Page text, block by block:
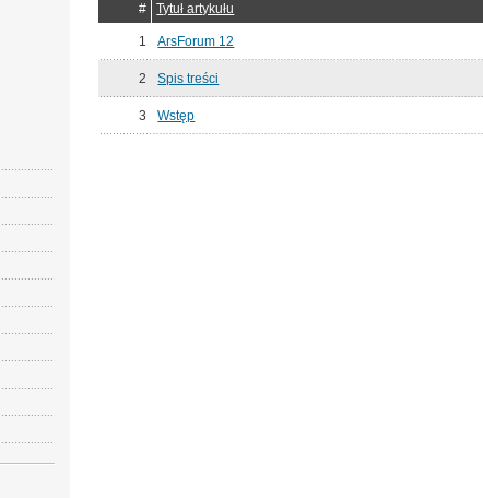
#
Tytuł artykułu
1 ArsForum 12
2 Spis treści
3 Wstęp